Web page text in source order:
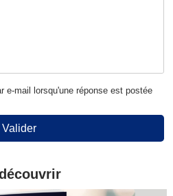
e-mail lorsqu'une réponse est postée
Valider